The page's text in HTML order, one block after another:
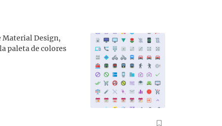
Material Design,
paleta de colores